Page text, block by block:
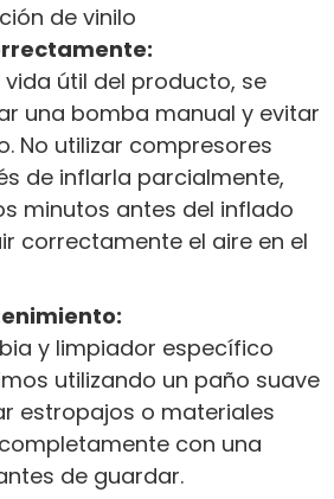
de vinilo
útil del producto, se
una bomba manual y evitar
No utilizar compresores
de inflarla parcialmente,
minutos antes del inflado
correctamente el aire en el
y limpiador específico
utilizando un paño suave
estropajos o materiales
con una
de guardar.